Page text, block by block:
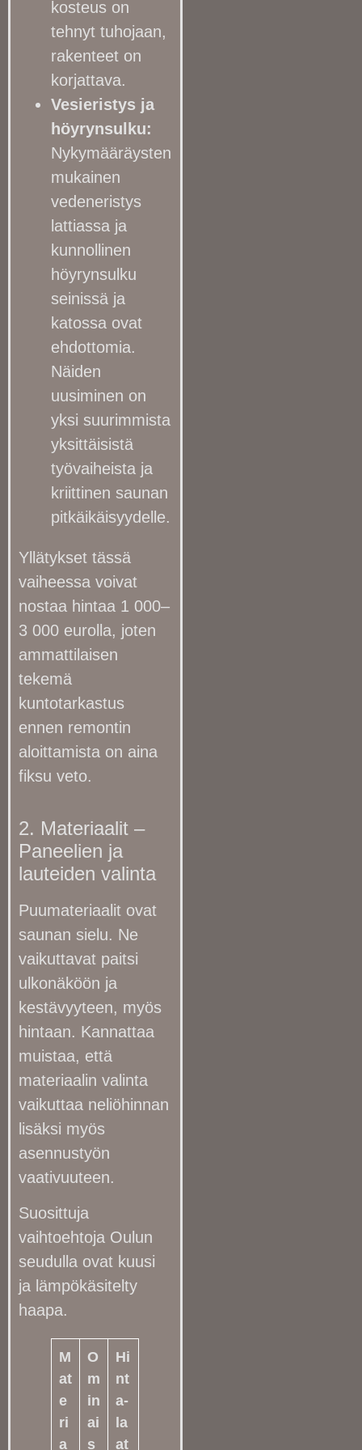
kosteus on
tehnyt tuhojaan,
rakenteet on
korjattava.
Vesieristys ja
höyrynsulku:
Nykymääräysten
mukainen
vedeneristys
lattiassa ja
kunnollinen
höyrynsulku
seinissä ja
katossa ovat
ehdottomia.
Näiden
uusiminen on
yksi suurimmista
yksittäisistä
työvaiheista ja
kriittinen saunan
pitkäikäisyydelle.
Yllätykset tässä
vaiheessa voivat
nostaa hintaa 1 000–
3 000 eurolla, joten
ammattilaisen
tekemä
kuntotarkastus
ennen remontin
aloittamista on aina
fiksu veto.
2. Materiaalit –
Paneelien ja
lauteiden valinta
Puumateriaalit ovat
saunan sielu. Ne
vaikuttavat paitsi
ulkonäköön ja
kestävyyteen, myös
hintaan. Kannattaa
muistaa, että
materiaalin valinta
vaikuttaa neliöhinnan
lisäksi myös
asennustyön
vaativuuteen.
Suosittuja
vaihtoehtoja Oulun
seudulla ovat kuusi
ja lämpökäsitelty
haapa.
M
at
e
ri
a
O
m
in
ai
s
Hi
nt
a-
la
at